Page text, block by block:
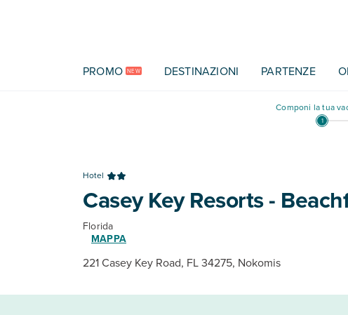
PROMO NEW DESTINAZIONI PARTENZE
Componi la tua
Hotel
Casey Key Resorts -
Florida
MAPPA
221 Casey Key Road, FL 34275, Nokomis